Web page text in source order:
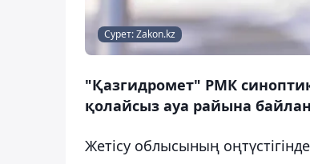
Сурет: Zakon.kz
"Қазгидромет" РМК
қолайсыз ауа райына
Жетісу облысының